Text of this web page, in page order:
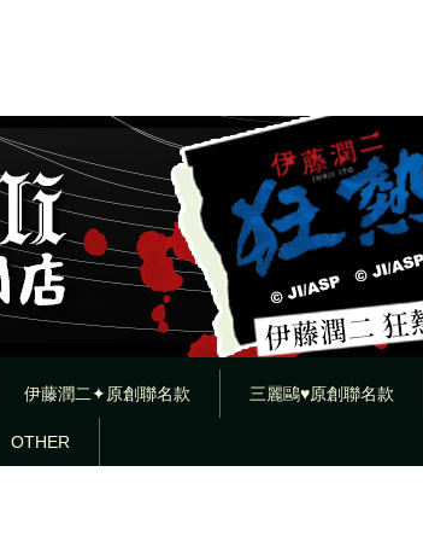
伊藤潤二✦原創聯名款 三麗鷗♥原創聯名款
OTHER